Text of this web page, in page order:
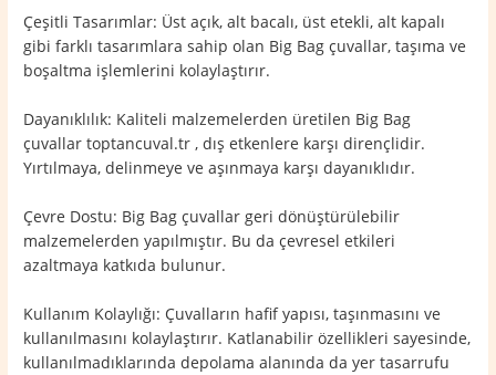
Çeşitli Tasarımlar: Üst açık, alt bacalı, üst etekli, alt kapalı
gibi farklı tasarımlara sahip olan Big Bag çuvallar, taşıma ve
boşaltma işlemlerini kolaylaştırır.
Dayanıklılık: Kaliteli malzemelerden üretilen Big Bag
çuvallar toptancuval.tr , dış etkenlere karşı dirençlidir.
Yırtılmaya, delinmeye ve aşınmaya karşı dayanıklıdır.
Çevre Dostu: Big Bag çuvallar geri dönüştürülebilir
malzemelerden yapılmıştır. Bu da çevresel etkileri
azaltmaya katkıda bulunur.
Kullanım Kolaylığı: Çuvalların hafif yapısı, taşınmasını ve
kullanılmasını kolaylaştırır. Katlanabilir özellikleri sayesinde,
kullanılmadıklarında depolama alanında da yer tasarrufu